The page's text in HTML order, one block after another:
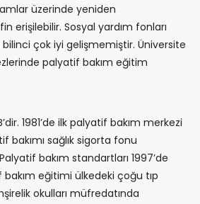
üzerinde yeniden
erişilebilir. Sosyal yardım fonları
bilinci çok iyi gelişmemiştir. Üniversite
palyatif bakım eğitim
1981’de ilk palyatif bakım merkezi
bakımı sağlık sigorta fonu
bakım standartları 1997’de
eğitimi ülkedeki çoğu tıp
okulları müfredatında